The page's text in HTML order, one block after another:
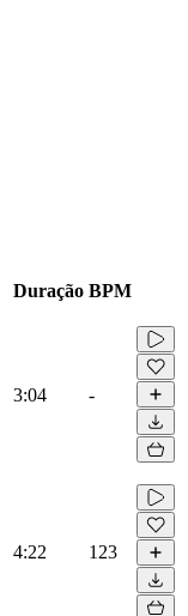
Duração BPM
3:04 -
4:22 123